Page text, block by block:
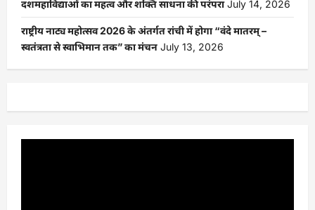
दशमहाविद्याओं का महत्व और शक्ति साधना की परंपरा July 14, 2026
राष्ट्रीय नाट्य महोत्सव 2026 के अंतर्गत रांची में होगा “वंदे मातरम् –
स्वतंत्रता से स्वाभिमान तक” का मंचन July 13, 2026